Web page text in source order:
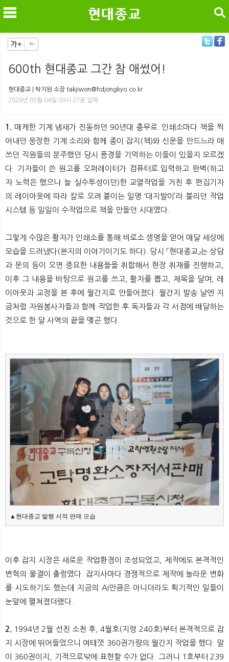
뉴 색
검색
600th 현대종교 그간 참 애썼어!
현대종교 | 탁지원 소장 takjiwon@hdjongkyo.co.kr
2026년 05월 04일 09시 27분 입력
1.
매캐한 기계 냄새가 진동하던 90년대 충무로. 인쇄소마다 책을 찍
어내던 웅장한 기계 소리와 함께 종이 잡지(책)와 신문을 만드느라 애
쓰던 직원들의 분주했던 당시 풍경을 기억하는 이들이 있을지 모르겠
다. 기자들이 쓴 원고를 오퍼레이터가 컴퓨터로 입력하고 완벽(하고
자 노력은 했으나 늘 실수투성이던)한 교열작업을 거친 후 편집기자
의 레이아웃에 따라 칼로 오려 붙이는 일명 ‘대지발이’라 불리던 작업
시스템 등 일일이 수작업으로 책을 만들던 시대였다.
그렇게 수많은 활자가 인쇄소를 통해 비로소 생명을 얻어 매달 세상에
모습을 드러냈다(본지의 이야기이기도 하다). 당시 「현대종교」는 상담
과 문의 등이 오면 중요한 내용들을 취합해서 현장 취재를 진행하고,
이후 그 내용을 바탕으로 원고를 쓰고, 활자를 뽑고, 제목을 달며, 레
이아웃과 교정을 본 후에 월간지로 만들어졌다. 월간지 발송 날엔 지
금처럼 자원봉사자들과 함께 작업한 후 독자들과 각 서점에 배달하는
것으로 한 달 사역의 끝을 맺곤 했다.
▲현대종교 발행 서적 판매 모습
이후 잡지 시장은 새로운 작업환경이 조성되었고, 제작에도 본격적인
변혁의 물결이 출렁였다. 잡지사마다 경쟁적으로 제작에 놀라운 변화
를 시도하기도 했는데 지금의 AI만큼은 아니더라도 획기적인 일들이
눈앞에 펼쳐졌더랬다.
2.
1994년 2월 선친 소천 후, 4월호(지령 240호)부터 본격적으로 잡
지 시장에 뛰어들었으니 여태껏 360권가량의 월간지 작업을 했다. 말
이 360권이지, 기적으로밖에 표현할 수가 없다. 그러니 1호부터 239